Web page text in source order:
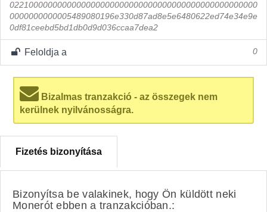
0221000000000000000000000000000000000000000000000000
0000000000005489080196e330d87ad8e5e6480622ed74e34e9e
0df81ceebd5bd1db0d9d036ccaa7dea2
Feloldja a 0
Bizalmas tranzakció - az összegek nem
kerülnek nyilvánosságra.
Fizetés bizonyítása
Bizonyítsa be valakinek, hogy Ön küldött neki
Monerót ebben a tranzakcióban.: